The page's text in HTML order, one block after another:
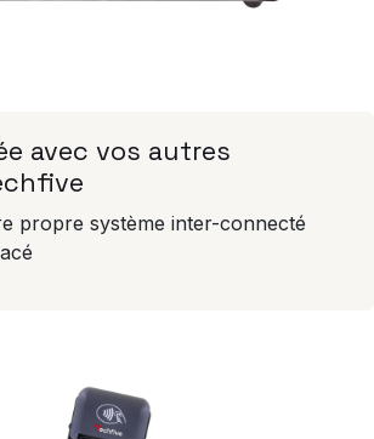
avec vos autres
propre système inter-connecté